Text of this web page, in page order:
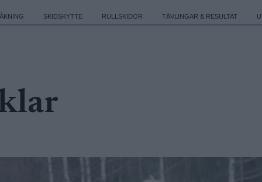
SKIDSKYTTE RULLSKIDOR TÄVLINGAR & RESULTAT